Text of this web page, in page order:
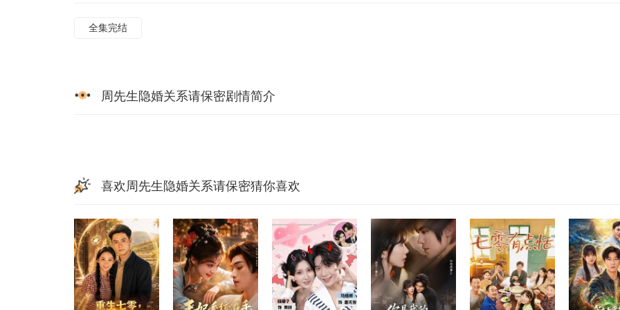
全集完结
周先生隐婚关系请保密剧情简介
喜欢周先生隐婚关系请保密猜你喜欢